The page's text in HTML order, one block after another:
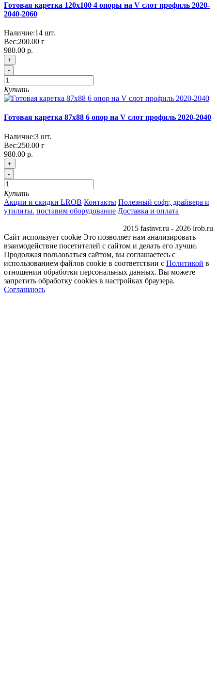
Готовая каретка 120х100 4 опоры на V слот профиль 2020-
2040-2060
Наличие:14 шт.
Вес:200.00 г
980.00 р.
+
-
Купить
Готовая каретка 87х88 6 опор на V слот профиль 2020-2040
Наличие:3 шт.
Вес:250.00 г
980.00 р.
+
-
Купить
Акции и скидки LROB Контакты Полезный софт, драйвера и
утилиты. поставим оборудование Доставка и оплата
2015 fastnvr.ru - 2026 lrob.ru
Сайт использует cookie Это позволяет нам анализировать
взаимодействие посетителей с сайтом и делать его лучше.
Продолжая пользоваться сайтом, вы соглашаетесь с
использованием файлов cookie в соответствии с Политикой в
отношении обработки персональных данных. Вы можете
запретить обработку сookies в настройках браузера.
Соглашаюсь